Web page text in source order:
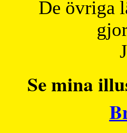
De övriga
Se mina